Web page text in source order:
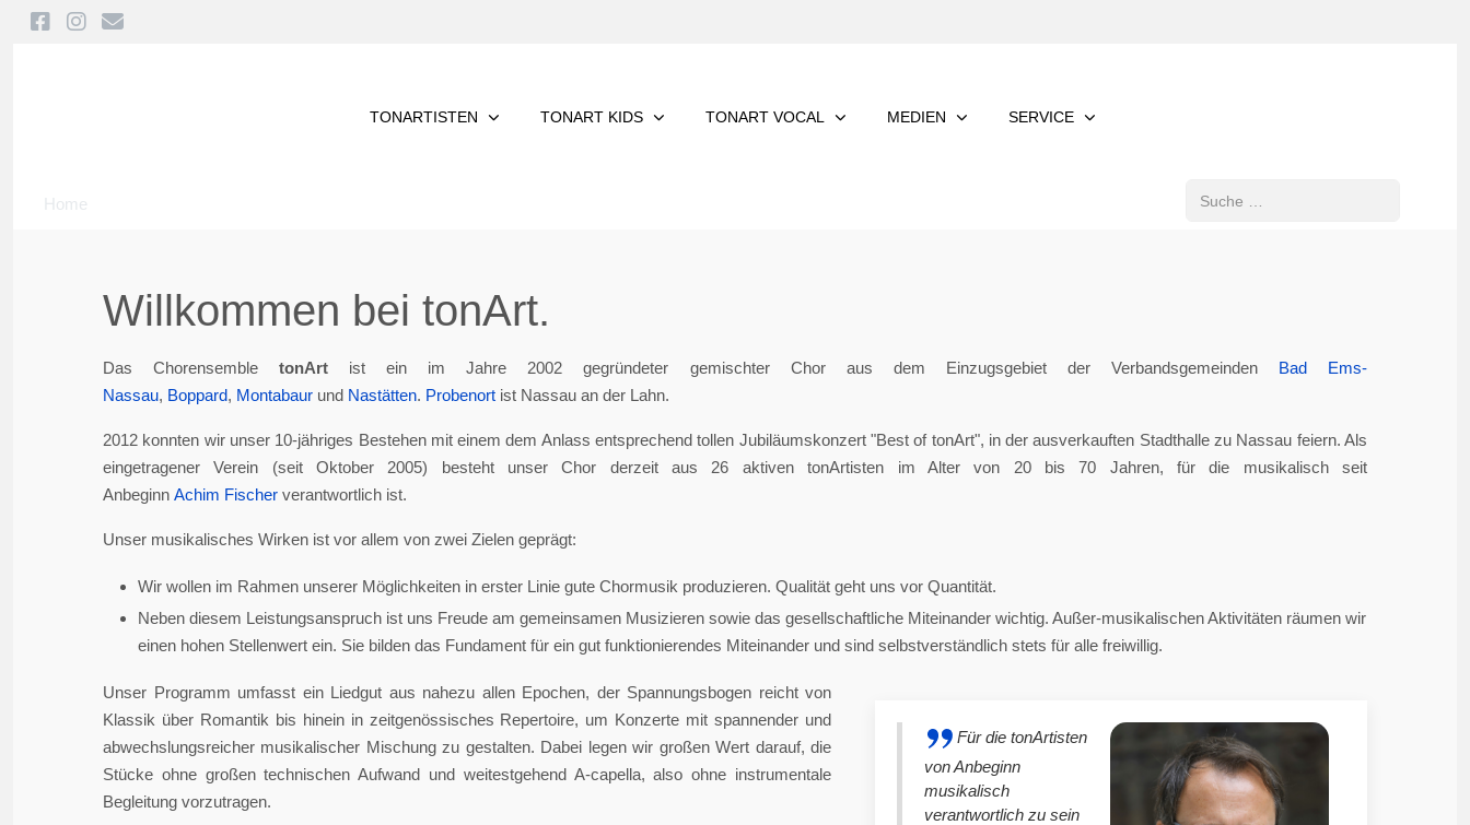
TONARTISTEN TONART KIDS TONART VOCAL MEDIEN SERVICE
Home
Suchen
Willkommen bei tonArt.
Das ChorensembletonArt ist ein im Jahre 2002 gegründeter gemischter Chor aus dem Einzugsgebiet der Verbandsgemeinden Bad Ems-
Nassau, Boppard, Montabaur und Nastätten. Probenort ist Nassau an der Lahn.
2012 konnten wir unser 10-jähriges Bestehen mit einem dem Anlass entsprechend tollen Jubiläumskonzert "Best of tonArt", in der ausverkauften Stadthalle zu Nassau feiern. Als
eingetragener Verein (seit Oktober 2005) besteht unser Chor derzeit aus 26 aktiven tonArtisten im Alter von 20 bis 70 Jahren, für die musikalisch seit
Anbeginn Achim Fischer verantwortlich ist.
Unser musikalisches Wirken ist vor allem von zwei Zielen geprägt:
Wir wollen im Rahmen unserer Möglichkeiten in erster Linie gute Chormusik produzieren. Qualität geht uns vor Quantität.
Neben diesem Leistungsanspruch ist uns Freude am gemeinsamen Musizieren sowie das gesellschaftliche Miteinander wichtig. Außer-musikalischen Aktivitäten räumen wir
einen hohen Stellenwert ein. Sie bilden das Fundament für ein gut funktionierendes Miteinander und sind selbstverständlich stets für alle freiwillig.
Für die tonArtisten
von Anbeginn
musikalisch
verantwortlich zu sein
Unser Programm umfasst ein Liedgut aus nahezu allen Epochen, der Spannungsbogen reicht von
Klassik über Romantik bis hinein in zeitgenössisches Repertoire, um Konzerte mit spannender und
abwechslungsreicher musikalischer Mischung zu gestalten. Dabei legen wir großen Wert darauf, die
Stücke ohne großen technischen Aufwand und weitestgehend A-capella, also ohne instrumentale
Begleitung vorzutragen.